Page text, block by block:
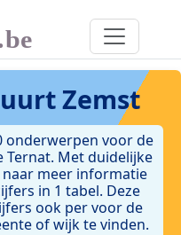
Zemst
onderwerpen voor de
Ternat. Met duidelijke
meer informatie
in 1 tabel. Deze
ook per voor de
of wijk te vinden.